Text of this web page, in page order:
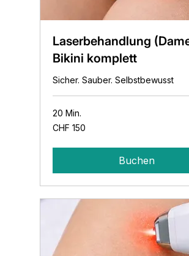
Laserbehandlung
Bikini komplett
Sicher. Sauber. Selbstbewusst
20 Min.
150
Schweizer
CHF 150
Buchen